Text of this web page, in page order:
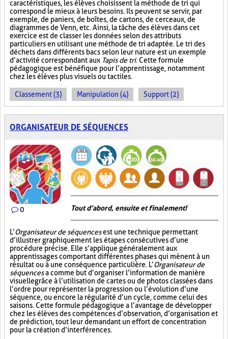
caractéristiques, les élèves choisissent la méthode de tri qui
correspond le mieux à leurs besoins. Ils peuvent se servir, par
exemple, de paniers, de boîtes, de cartons, de cerceaux, de
diagrammes de Venn, etc. Ainsi, la tâche des élèves dans cet
exercice est de classer les données selon des attributs
particuliers en utilisant une méthode de tri adaptée. Le tri des
déchets dans différents bacs selon leur nature est un exemple
d’activité correspondant aux Tapis de tri. Cette formule
pédagogique est bénéfique pour l’apprentissage, notamment
chez les élèves plus visuels ou tactiles.
Classement (3) Manipulation (4) Support (2)
ORGANISATEUR DE SÉQUENCES
0 Tout d’abord, ensuite et finalement!
L’Organisateur de séquencesest une technique permettant
d’illustrer graphiquement les étapes consécutives d’une
procédure précise. Elle s’applique généralement aux
apprentissages comportant différentes phases qui mènent à un
résultat ou à une conséquence particulière. L’Organisateur de
séquencesa comme but d’organiser l’information de manière
visuellegrâce à l’utilisation de cartes ou de photos classées dans
l’ordre pour représenter la progression ou l’évolution d’une
séquence, ou encore la régularité d’un cycle, comme celui des
saisons. Cette formule pédagogique a l’avantage de développer
chez les élèves des compétences d’observation, d’organisation et
de prédiction, tout leur demandant un effort de concentration
pour la création d’interférences.